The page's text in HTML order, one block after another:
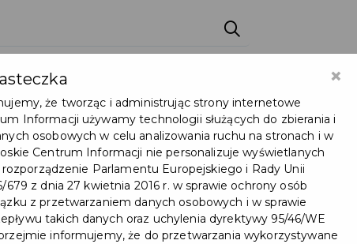
Partnerzy Punkty Obsługi
×
że tworząc i administrując strony internetowe
Informacji używamy technologii służących do zbierania i
osobowych w celu analizowania ruchu na stronach i w
Centrum Informacji nie personalizuje wyświetlanych
Parlamentu Europejskiego i Rady Unii
679 z dnia 27 kwietnia 2016 r. w sprawie ochrony osób
z przetwarzaniem danych osobowych i w sprawie
takich danych oraz uchylenia dyrektywy 95/46/WE
informujemy, że do przetwarzania wykorzystywane